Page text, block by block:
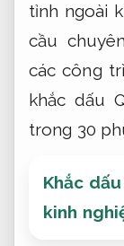
tỉnh ngoài
cầu
các công
khắc dấu
trong 30
Khắc
kinh